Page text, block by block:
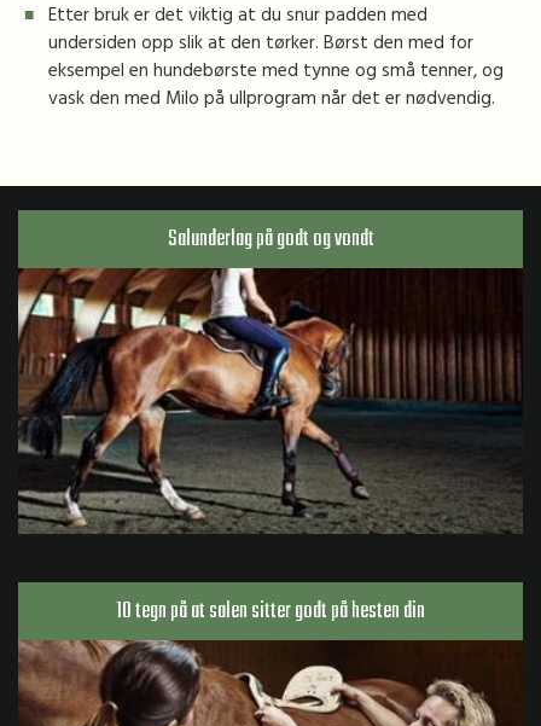
Etter bruk er det viktig at du snur padden med
undersiden opp slik at den tørker. Børst den med for
eksempel en hundebørste med tynne og små tenner, og
vask den med Milo på ullprogram når det er nødvendig.
Salunderlag på godt og vondt
10 tegn på at salen sitter godt på hesten din